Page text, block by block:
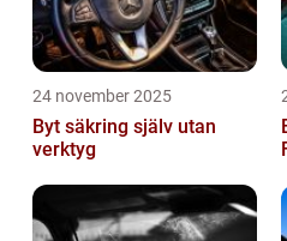
24 november 2025
Byt säkring själv utan
verktyg